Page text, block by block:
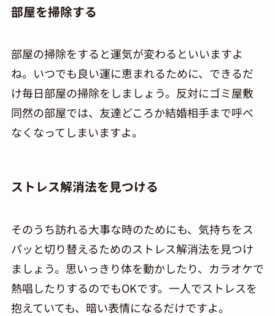
部屋を掃除する
部屋の掃除をすると運気が変わるといいますよ
ね。いつでも良い運に恵まれるために、できるだ
け毎日部屋の掃除をしましょう。反対にゴミ屋敷
同然の部屋では、友達どころか結婚相手まで呼べ
なくなってしまいますよ。
ストレス解消法を見つける
そのうち訪れる大事な時のためにも、気持ちをス
パッと切り替えるためのストレス解消法を見つけ
ましょう。思いっきり体を動かしたり、カラオケで
熱唱したりするのでもOKです。一人でストレスを
抱えていても、暗い表情になるだけですよ。